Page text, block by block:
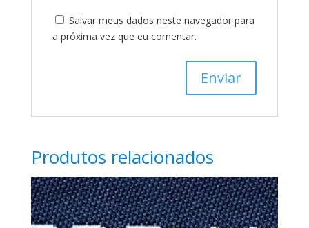
Salvar meus dados neste navegador para
a próxima vez que eu comentar.
Produtos relacionados